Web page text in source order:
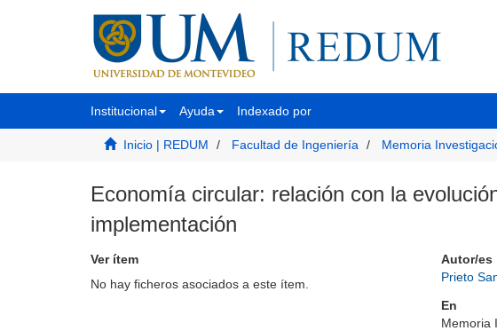
Institucional Ayuda Indexado por
Inicio | REDUM Facultad de Ingeniería Memoria
Economía circular: relación con la
implementación
Ver ítem
No hay ficheros asociados a este ítem.
Autor/es
Prieto
En
Memoria